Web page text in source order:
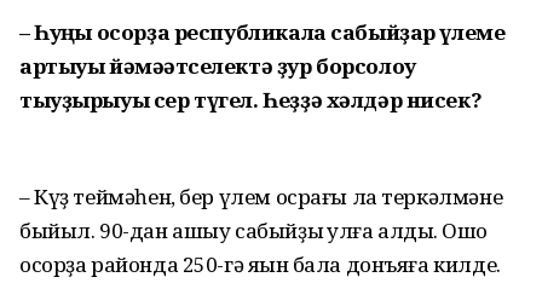
– Һуңғы осорҙа республикала сабыйҙар үлеме
артыуы йәмәғәтселектә ҙур борсолоу
тыуҙырыуы сер түгел. Һеҙҙә хәлдәр нисек?
– Күҙ теймәһен, бер үлем осрағы ла теркәлмәне
быйыл. 90-дан ашыу сабыйҙы ҡулға алдыҡ. Ошо
осорҙа районда 250-гә яҡын бала донъяға килде.